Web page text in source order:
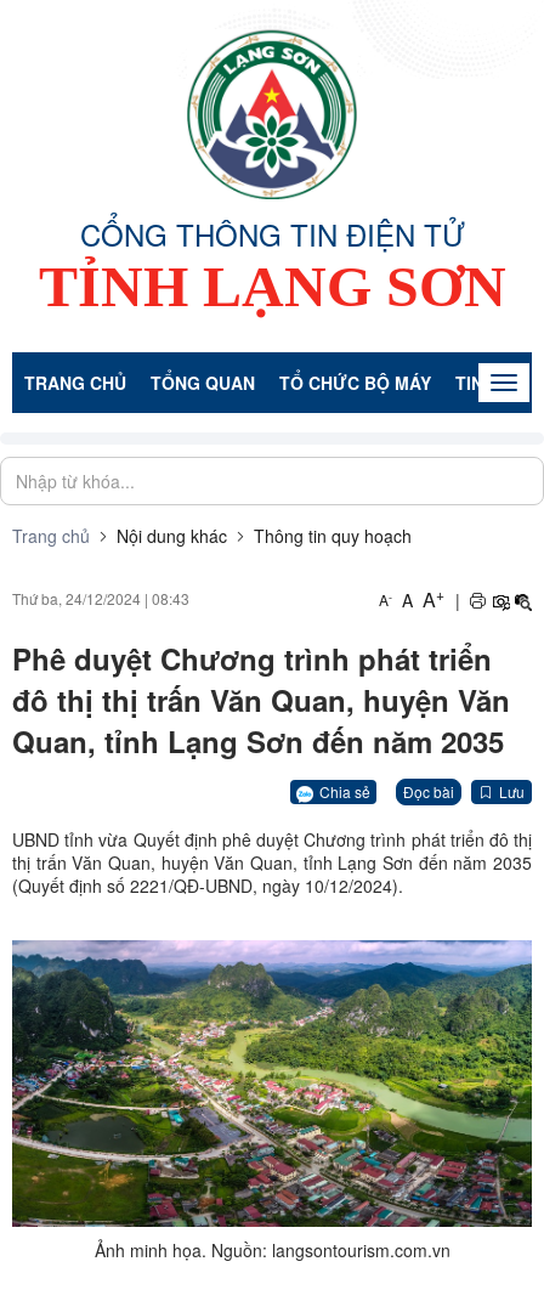
CỔNG THÔNG TIN ĐIỆN TỬ
TỈNH LẠNG SƠN
TRANG CHỦ TỔNG QUAN TỔ CHỨC BỘ MÁY TIN TỨC -
Trang chủ Nội dung khác Thông tin quy hoạch
Thứ ba, 24/12/2024 | 08:43 A- A A+ |
Phê duyệt Chương trình phát triển
đô thị thị trấn Văn Quan, huyện Văn
Quan, tỉnh Lạng Sơn đến năm 2035
Chia sẻ Đọc bài Lưu
UBND tỉnh vừa Quyết định phê duyệt Chương trình phát triển đô thị
thị trấn Văn Quan, huyện Văn Quan, tỉnh Lạng Sơn đến năm 2035
(Quyết định số 2221/QĐ-UBND, ngày 10/12/2024).
Ảnh minh họa. Nguồn: langsontourism.com.vn